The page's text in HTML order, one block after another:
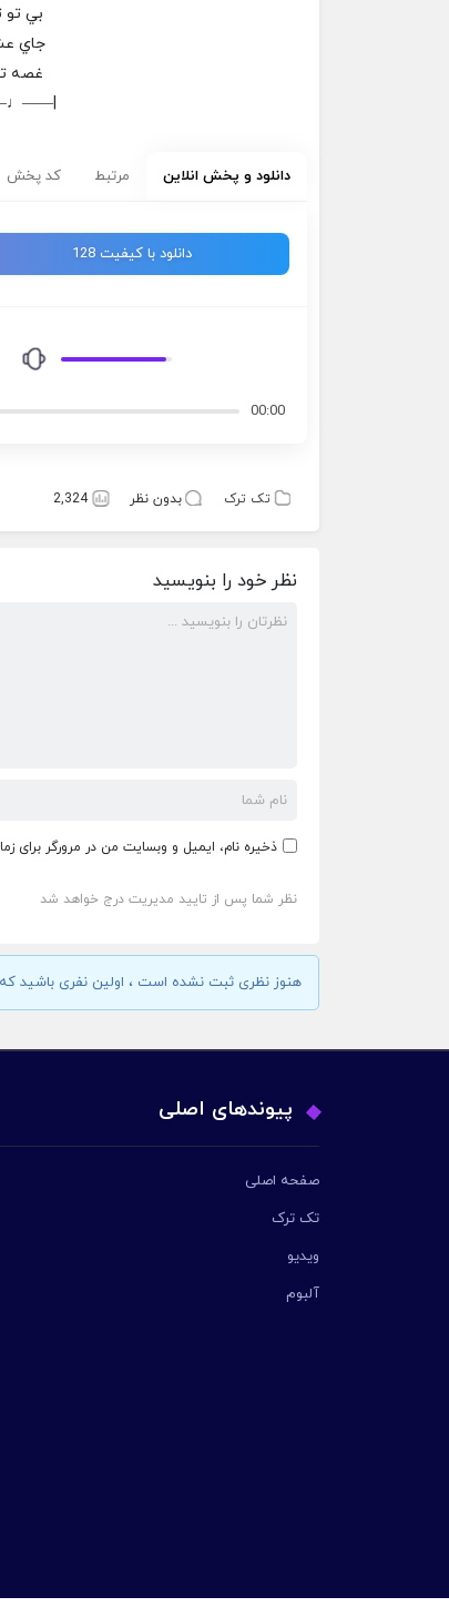
بي تو
جاي
غصه
دانلود و پخش انلاین مرتبط کد پخش
دانلود با کیفیت 128
00:00
تک ترک بدون نظر 2,324
نظر خود را بنویسید
ذخیره نام، ایمیل و وبسایت من در مرورگر برای
نظر شما پس از تایید مدیریت درج خواهد شد
هنوز نظری ثبت نشده است ، اولین نفری باشید
پیوندهای اصلی
صفحه اصلی
تک ترک
ویدیو
آلبوم